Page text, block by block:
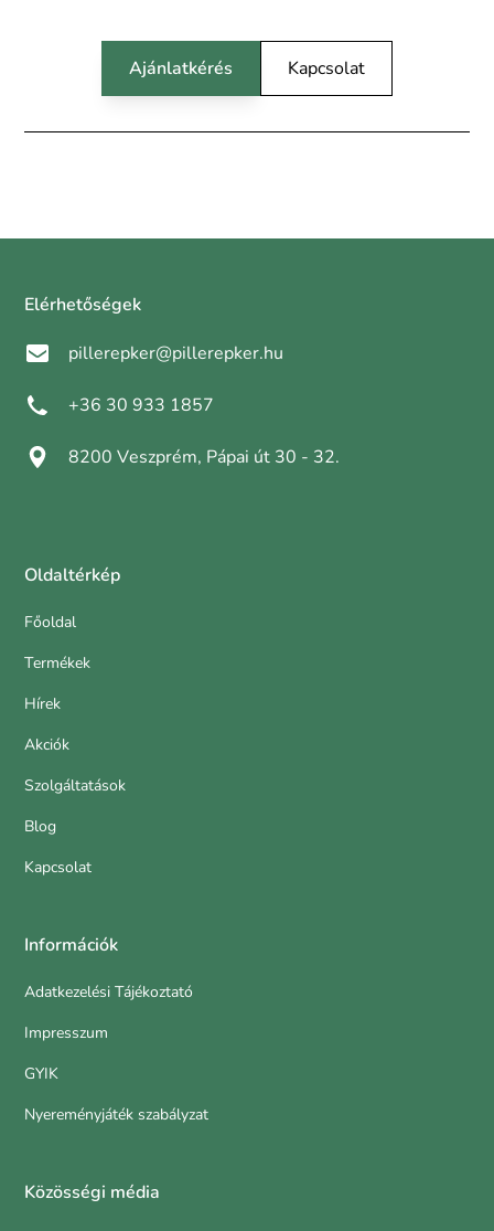
Ajánlatkérés Kapcsolat
Elérhetőségek
pillerepker@pillerepker.hu
+36 30 933 1857
8200 Veszprém, Pápai út 30 - 32.
Oldaltérkép
Főoldal
Termékek
Hírek
Akciók
Szolgáltatások
Blog
Kapcsolat
Információk
Adatkezelési Tájékoztató
Impresszum
GYIK
Nyereményjáték szabályzat
Közösségi média